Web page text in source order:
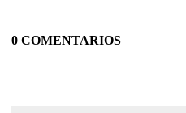
0 COMENTARIOS